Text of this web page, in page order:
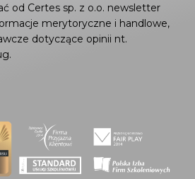
od Certes sp. z o.o. newsletter
merytoryczne i handlowe,
dotyczące opinii nt.